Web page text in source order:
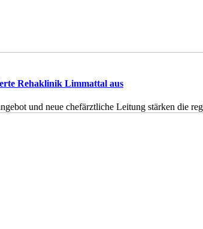
Rehaklinik Limmattal aus
und neue chefärztliche Leitung stärken die